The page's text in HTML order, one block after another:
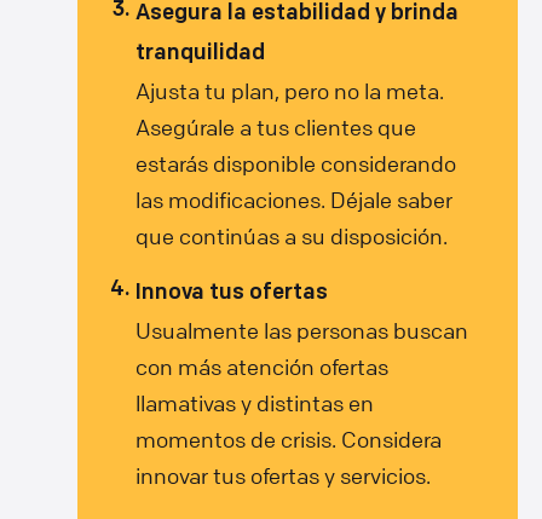
Asegura la estabilidad y brinda
tranquilidad
Ajusta tu plan, pero no la meta.
Asegúrale a tus clientes que
estarás disponible considerando
las modificaciones. Déjale saber
que continúas a su disposición.
Innova tus ofertas
Usualmente las personas buscan
con más atención ofertas
llamativas y distintas en
momentos de crisis. Considera
innovar tus ofertas y servicios.